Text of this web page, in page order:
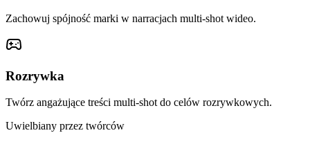
Zachowuj spójność marki w narracjach multi-shot wideo.
Rozrywka
Twórz angażujące treści multi-shot do celów rozrywkowych.
Uwielbiany przez twórców